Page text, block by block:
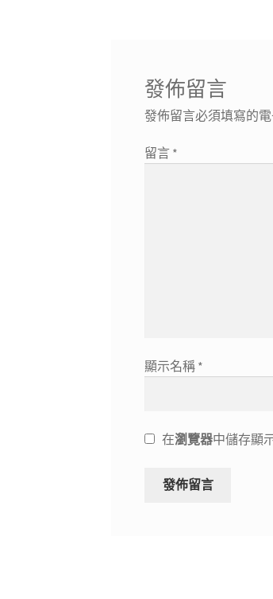
發佈留言
發佈留言必須填寫的
留言 *
顯示名稱 *
在瀏覽器中儲存顯